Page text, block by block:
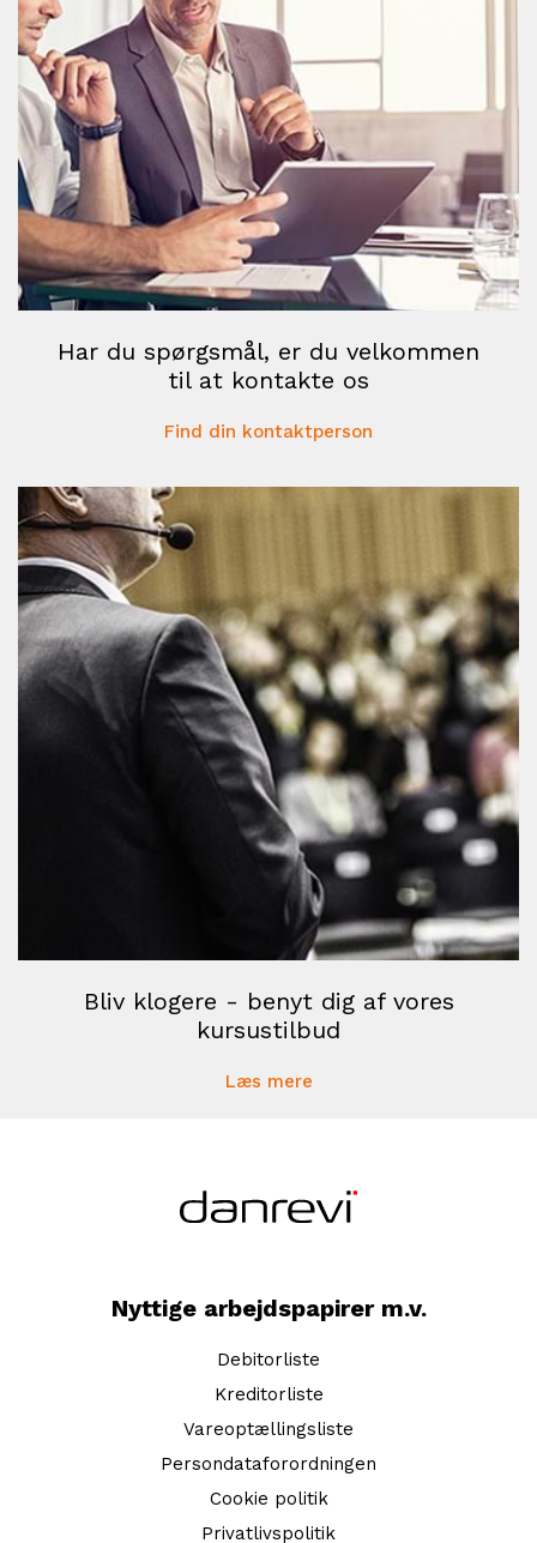
Har du spørgsmål, er du velkommen
til at kontakte os
Find din kontaktperson
Bliv klogere - benyt dig af vores
kursustilbud
Læs mere
Nyttige arbejdspapirer m.v.
Debitorliste
Kreditorliste
Vareoptællingsliste
Persondataforordningen
Cookie politik
Privatlivspolitik